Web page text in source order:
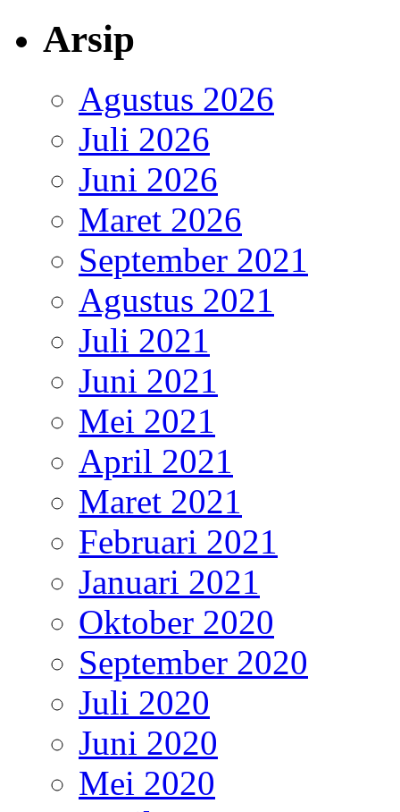
Arsip
Agustus 2026
Juli 2026
Juni 2026
Maret 2026
September 2021
Agustus 2021
Juli 2021
Juni 2021
Mei 2021
April 2021
Maret 2021
Februari 2021
Januari 2021
Oktober 2020
September 2020
Juli 2020
Juni 2020
Mei 2020